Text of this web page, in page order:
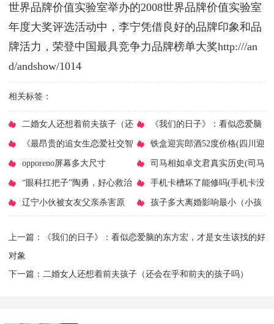
世界品牌价值实验室举办的2008世界品牌价值实验室
年度大奖评选活动中，李宁凭借良好的品牌印象和品
牌活力，荣登中国最具竞争力品牌榜单大奖http:///an
d/andshow/1014
相关标签：
​二婚女人还想着前夫孩子（还
会在乎和前夫的孩子吗）
​《我们的日子》：看似恋爱脑
的东方宏，才是女生该找的好对象
​《最昂贵的追女生恋爱社交智
慧课》成为“她”眼中“独一无二”的
你 1
​铁盒迎宾郎酒52度价格(四川迎
宾郎酒52度铁盒价格表)
​opporeno屏幕多大尺寸
（opporeno9屏幕多大尺寸）
​司马相如卓文君真实历史(司马
相如卓文君的故事)
​“眼科扛把子”陶勇，好心救治
病人，康复后却被其砍成残疾
​手机卡槽坏了能修吗(手机卡没
坏,卡槽没坏,显示无服务)
​辽宁小伙被女友父亲杀害原
害
​孩子多大离婚影响最小（小孩
上一篇：
​《我们的日子》：看似恋爱脑的东方宏，才是女生该找的好
对象
下一篇： ​二婚女人还想着前夫孩子（还会在乎和前夫的孩子吗）